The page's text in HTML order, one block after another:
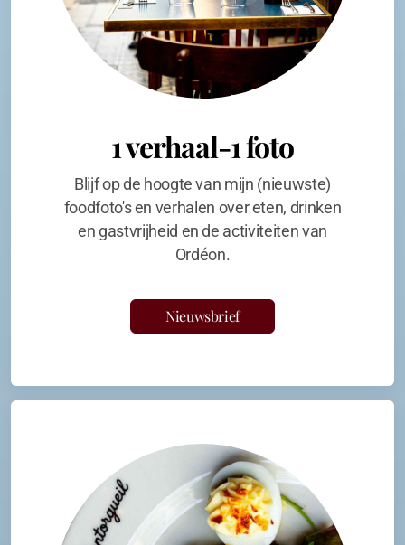
1 verhaal-1 foto
Blijf op de hoogte van mijn (nieuwste)
foodfoto's en verhalen over eten, drinken
en gastvrijheid en de activiteiten van
Ordéon.
Nieuwsbrief